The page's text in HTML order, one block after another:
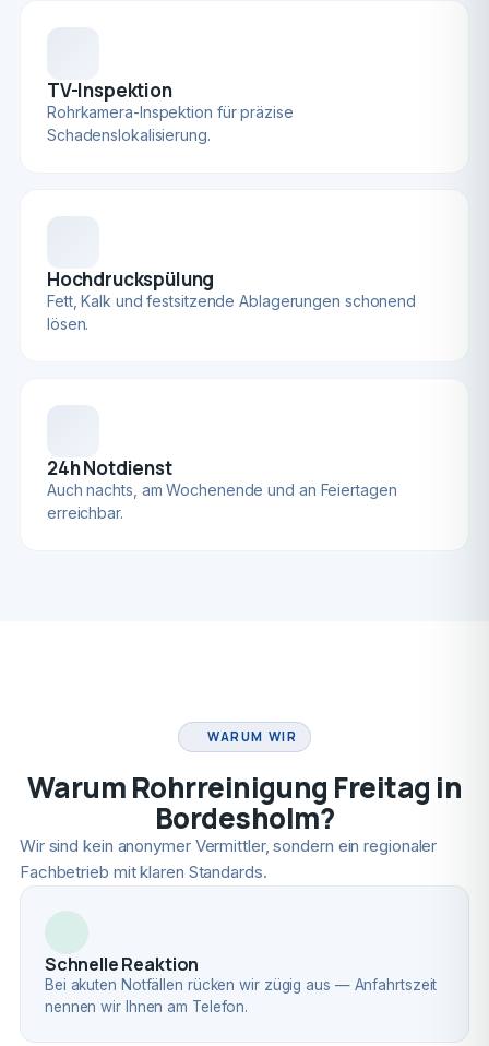
TV-Inspektion
Rohrkamera-Inspektion für präzise
Schadenslokalisierung.
Hochdruckspülung
Fett, Kalk und festsitzende Ablagerungen schonend
lösen.
24h Notdienst
Auch nachts, am Wochenende und an Feiertagen
erreichbar.
WARUM WIR
Warum Rohrreinigung Freitag in
Bordesholm?
Wir sind kein anonymer Vermittler, sondern ein regionaler
Fachbetrieb mit klaren Standards.
Schnelle Reaktion
Bei akuten Notfällen rücken wir zügig aus — Anfahrtszeit
nennen wir Ihnen am Telefon.